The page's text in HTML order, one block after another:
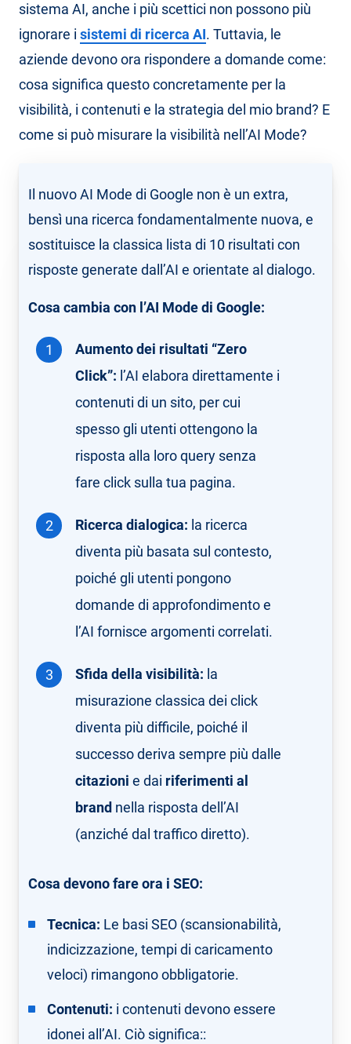
sistema AI, anche i più scettici non possono più
ignorare i sistemi di ricerca AI. Tuttavia, le
aziende devono ora rispondere a domande come:
cosa significa questo concretamente per la
visibilità, i contenuti e la strategia del mio brand? E
come si può misurare la visibilità nell’AI Mode?
Il nuovo AI Mode di Google non è un extra,
bensì una ricerca fondamentalmente nuova, e
sostituisce la classica lista di 10 risultati con
risposte generate dall’AI e orientate al dialogo.
Cosa cambia con l’AI Mode di Google:
Aumento dei risultati “Zero
Click”: l’AI elabora direttamente i
contenuti di un sito, per cui
spesso gli utenti ottengono la
risposta alla loro query senza
fare click sulla tua pagina.
Ricerca dialogica: la ricerca
diventa più basata sul contesto,
poiché gli utenti pongono
domande di approfondimento e
l’AI fornisce argomenti correlati.
Sfida della visibilità: la
misurazione classica dei click
diventa più difficile, poiché il
successo deriva sempre più dalle
citazioni e dai riferimenti al
brand nella risposta dell’AI
(anziché dal traffico diretto).
Cosa devono fare ora i SEO:
Tecnica: Le basi SEO (scansionabilità,
indicizzazione, tempi di caricamento
veloci) rimangono obbligatorie.
Contenuti: i contenuti devono essere
idonei all’AI. Ciò significa::